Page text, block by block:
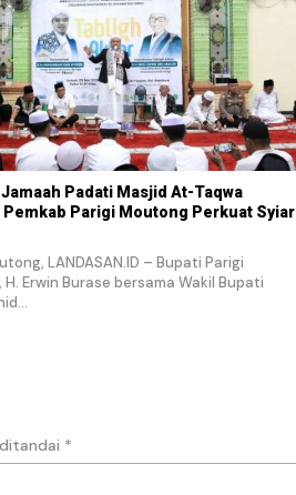
Jamaah Padati Masjid At-Taqwa
Pemkab Parigi Moutong Perkuat Syiar
LANDASAN.ID – Bupati Parigi
Erwin Burase bersama Wakil Bupati
*